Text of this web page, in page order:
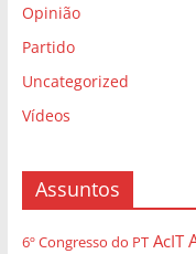
Opinião
Partido
Uncategorized
Vídeos
Assuntos
6º Congresso do PT AcIT